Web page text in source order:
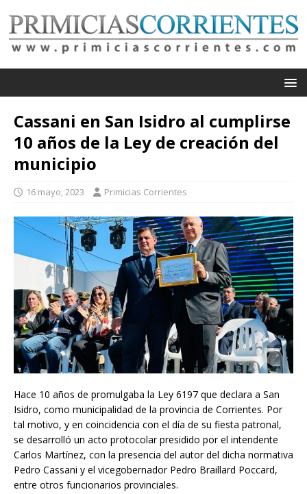
Cassani en San Isidro al cumplirse
10 años de la Ley de creación del
municipio
16 mayo, 2023 Primicias Corrientes
Hace 10 años de promulgaba la Ley 6197 que declara a San
Isidro, como municipalidad de la provincia de Corrientes. Por
tal motivo, y en coincidencia con el día de su fiesta patronal,
se desarrolló un acto protocolar presidido por el intendente
Carlos Martínez, con la presencia del autor del dicha normativa
Pedro Cassani y el vicegobernador Pedro Braillard Poccard,
entre otros funcionarios provinciales.